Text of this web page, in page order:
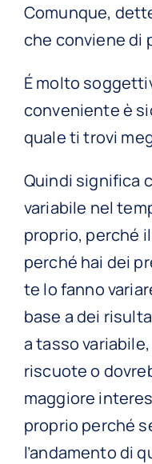
Comunque,
che conviene di
É molto
conveniente è
quale ti trovi
Quindi significa
variabile nel
proprio, perché
perché hai dei
te lo fanno
base a dei
a tasso
riscuote o
maggiore
proprio perché
l’andamento di